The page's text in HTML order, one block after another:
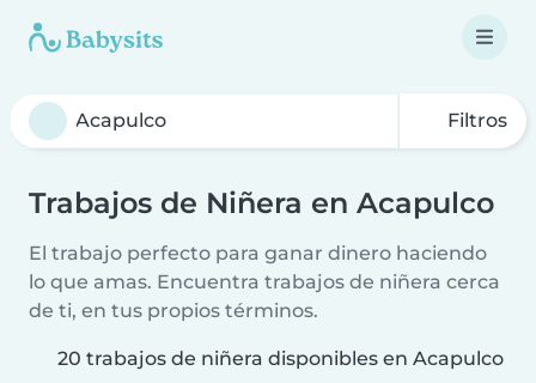
Filtros
Trabajos de Niñera en Acapulco
El trabajo perfecto para ganar dinero haciendo
lo que amas. Encuentra trabajos de niñera cerca
de ti, en tus propios términos.
20 trabajos de niñera disponibles en Acapulco